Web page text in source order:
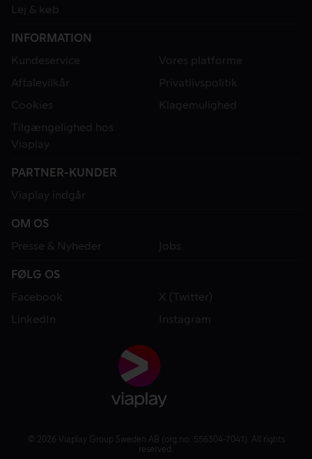
Lej & køb
INFORMATION
Kundeservice
Vores platforme
Aftalevilkår
Privatlivspolitik
Cookies
Klagemulighed
Tilgængelighed hos
Viaplay
PARTNER-KUNDER
Viaplay indgår
OM OS
Presse & Nyheder
Jobs
FØLG OS
Facebook
X (Twitter)
LinkedIn
Instagram
© 2026 Viaplay Group Sweden AB (org.no: 556304-7041). All rights
reserved.